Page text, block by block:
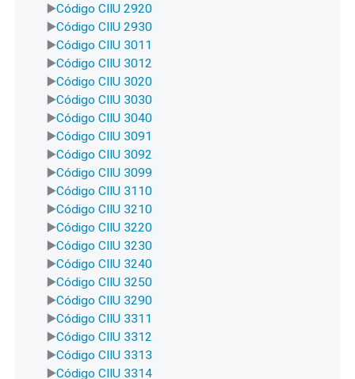
Código CIIU 2920
Código CIIU 2930
Código CIIU 3011
Código CIIU 3012
Código CIIU 3020
Código CIIU 3030
Código CIIU 3040
Código CIIU 3091
Código CIIU 3092
Código CIIU 3099
Código CIIU 3110
Código CIIU 3210
Código CIIU 3220
Código CIIU 3230
Código CIIU 3240
Código CIIU 3250
Código CIIU 3290
Código CIIU 3311
Código CIIU 3312
Código CIIU 3313
Código CIIU 3314